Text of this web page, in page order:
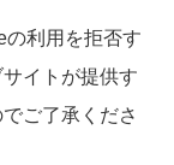
の利用を拒否す
イトが提供す
ご了承くださ